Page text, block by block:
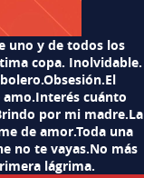
uno y de todos los
copa. Inolvidable.
amo.Interés cuánto
por mi madre.La
de amor.Toda una
no te vayas.No más
lágrima.